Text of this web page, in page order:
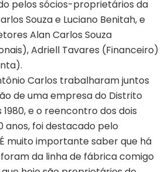
pelos sócios-proprietários da
Souza e Luciano Benitah, e
Alan Carlos Souza
Adriell Tavares (Financeiro)
Carlos trabalharam juntos
de uma empresa do Distrito
1980, e o reencontro dos dois
anos, foi destacado pelo
muito importante saber que há
da linha de fábrica comigo